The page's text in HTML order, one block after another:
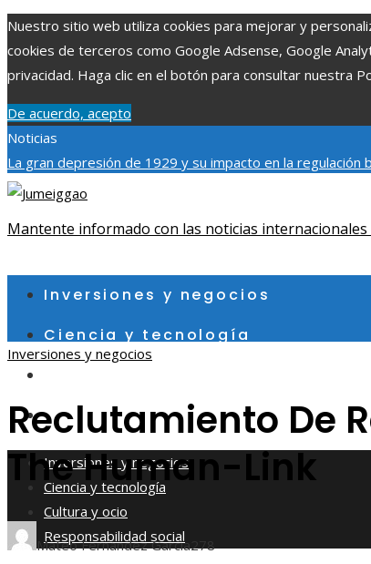
Nuestro sitio web utiliza cookies para mejorar y
cookies de terceros como Google Adsense, Google
privacidad. Haga clic en el botón para consultar nuestra
De acuerdo, acepto
Noticias
La gran depresión de 1929 y su impacto en la regulación
individuales más grandes y su impacto en la ciencia y
jueves, agosto 6
Mantente informado con las noticias
Inversiones y negocios
Ciencia y tecnología
Responsabilidad social
Inversiones y negocios
Ciencia y tecnología
Cultura y ocio
Responsabilidad social
Inversiones y negocios
Reclutamiento De
The Human-Link
Mateo Fernández García278